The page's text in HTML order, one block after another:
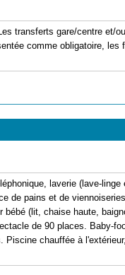
transferts gare/centre et/
comme obligatoire, les
laverie (lave-
de pains et de
bébé (lit, chaise haute,
de 90 places. Baby-
Piscine chauffée à